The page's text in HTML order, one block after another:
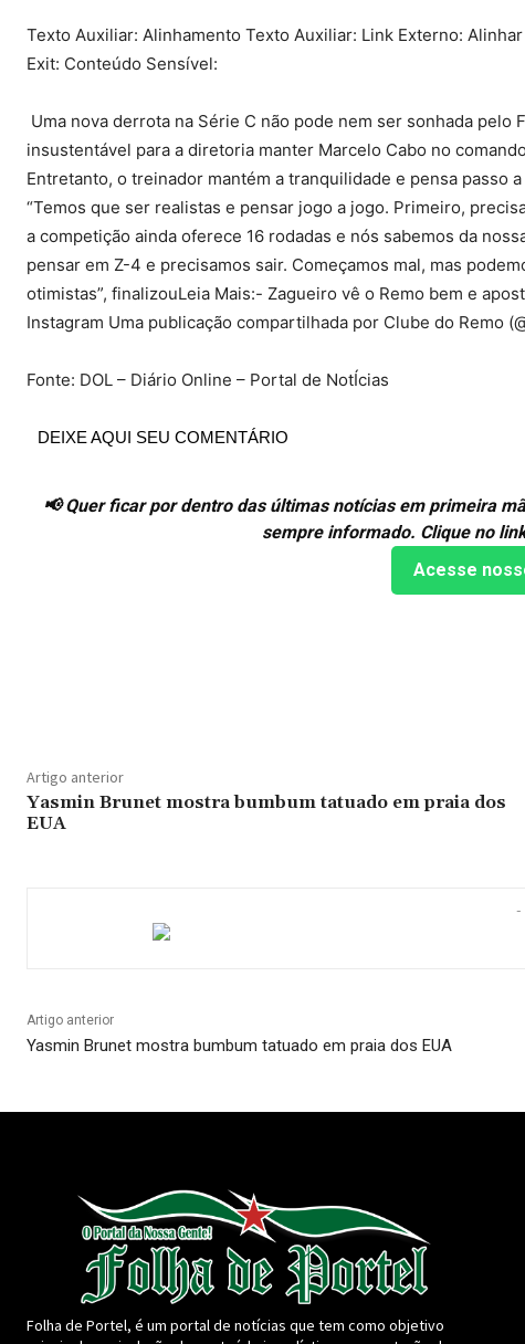
Texto Auxiliar: Alinhamento Texto Auxiliar: Link Externo:
Exit: Conteúdo Sensível:
Uma nova derrota na Série C não pode nem ser sonhada
insustentável para a diretoria manter Marcelo Cabo no
Entretanto, o treinador mantém a tranquilidade e pensa passo
“Temos que ser realistas e pensar jogo a jogo. Primeiro,
a competição ainda oferece 16 rodadas e nós sabemos da
pensar em Z-4 e precisamos sair. Começamos mal, mas
otimistas”, finalizouLeia Mais:- Zagueiro vê o Remo bem e
Instagram Uma publicação compartilhada por Clube do Remo
Fonte: DOL – Diário Online – Portal de NotÍcias
DEIXE AQUI SEU COMENTÁRIO
📢 Quer ficar por dentro das últimas notícias em primeira
sempre informado. Clique no
Acesse
Artigo anterior
Yasmin Brunet mostra bumbum tatuado em praia dos
EUA
-
Artigo anterior
Yasmin Brunet mostra bumbum tatuado em praia dos EUA
Folha de Portel, é um portal de notícias que tem como objetivo